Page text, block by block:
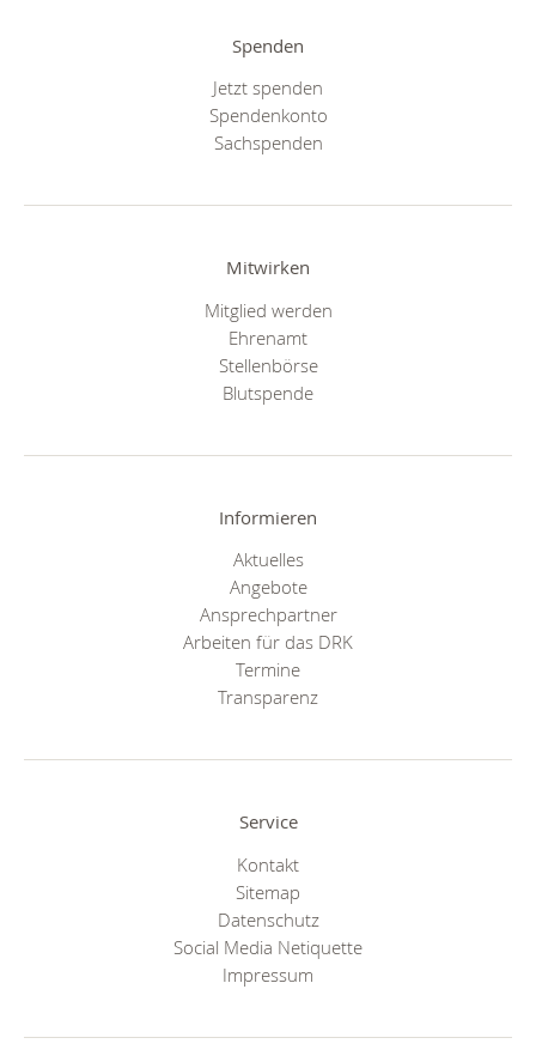
Spenden
Jetzt spenden
Spendenkonto
Sachspenden
Mitwirken
Mitglied werden
Ehrenamt
Stellenbörse
Blutspende
Informieren
Aktuelles
Angebote
Ansprechpartner
Arbeiten für das DRK
Termine
Transparenz
Service
Kontakt
Sitemap
Datenschutz
Social Media Netiquette
Impressum